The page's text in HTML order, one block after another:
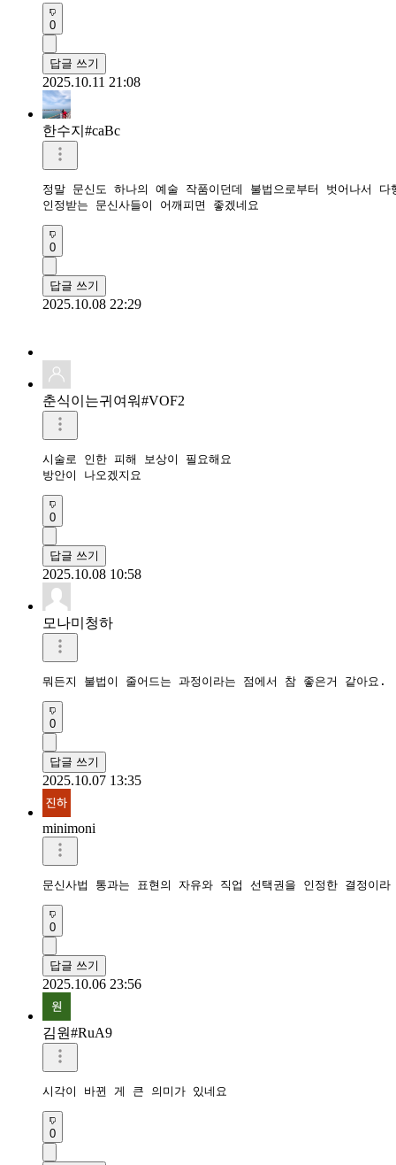
0
답글 쓰기
2025.10.11 21:08
한수지#caBc
정말 문신도 하나의 예술 작품이던데 불법으로부터 벗어나서 다
인정받는 문신사들이 어깨피면 좋겠네요
0
답글 쓰기
2025.10.08 22:29
춘식이는귀여워#VOF2
시술로 인한 피해 보상이 필요해요
방안이 나오겠지요
0
답글 쓰기
2025.10.08 10:58
모나미청하
뭐든지 불법이 줄어드는 과정이라는 점에서 참 좋은거 같아요.
0
답글 쓰기
2025.10.07 13:35
minimoni
문신사법 통과는 표현의 자유와 직업 선택권을 인정한 결정이
0
답글 쓰기
2025.10.06 23:56
김원#RuA9
시각이 바뀐 게 큰 의미가 있네요
0